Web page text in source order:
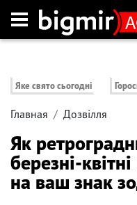
Яке свято сьогодні
Главная Дозвілля
Як
березні-
на ваш знак